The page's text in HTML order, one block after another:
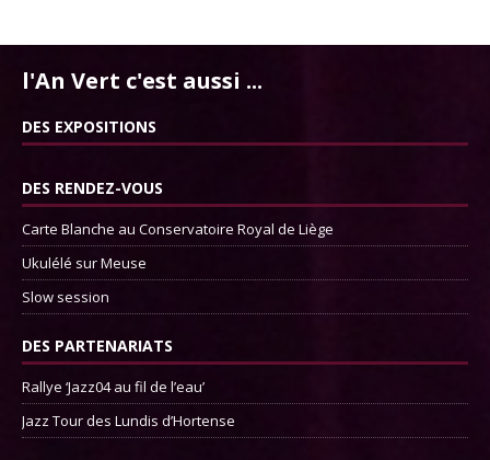
l'An Vert c'est aussi ...
DES EXPOSITIONS
DES RENDEZ-VOUS
Carte Blanche au Conservatoire Royal de Liège
Ukulélé sur Meuse
Slow session
DES PARTENARIATS
Rallye ‘Jazz04 au fil de l’eau’
Jazz Tour des Lundis d’Hortense